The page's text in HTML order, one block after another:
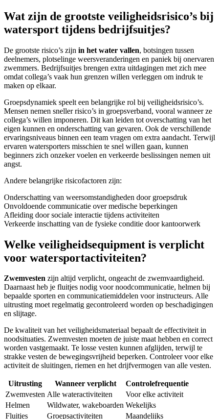
Wat zijn de grootste veiligheidsrisico’s bij
watersport tijdens bedrijfsuitjes?
De grootste risico’s zijn in het water vallen, botsingen tussen
deelnemers, plotselinge weersveranderingen en paniek bij onervaren
zwemmers. Bedrijfsuitjes brengen extra uitdagingen met zich mee
omdat collega’s vaak hun grenzen willen verleggen om indruk te
maken op elkaar.
Groepsdynamiek speelt een belangrijke rol bij veiligheidsrisico’s.
Mensen nemen sneller risico’s in groepsverband, vooral wanneer ze
collega’s willen imponeren. Dit kan leiden tot overschatting van het
eigen kunnen en onderschatting van gevaren. Ook de verschillende
ervaringsniveaus binnen een team vragen om extra aandacht. Terwijl
ervaren watersporters misschien te snel willen gaan, kunnen
beginners zich onzeker voelen en verkeerde beslissingen nemen uit
angst.
Andere belangrijke risicofactoren zijn:
Onderschatting van weersomstandigheden door groepsdruk
Onvoldoende communicatie over medische beperkingen
Afleiding door sociale interactie tijdens activiteiten
Verkeerde inschatting van de fysieke conditie door kantoorwerk
Welke veiligheidsequipment is verplicht
voor watersportactiviteiten?
Zwemvesten zijn altijd verplicht, ongeacht de zwemvaardigheid.
Daarnaast heb je fluitjes nodig voor noodcommunicatie, helmen bij
bepaalde sporten en communicatiemiddelen voor instructeurs. Alle
uitrusting moet regelmatig gecontroleerd worden op beschadigingen
en slijtage.
De kwaliteit van het veiligheidsmateriaal bepaalt de effectiviteit in
noodsituaties. Zwemvesten moeten de juiste maat hebben en correct
worden vastgemaakt. Te losse vesten kunnen afglijden, terwijl te
strakke vesten de bewegingsvrijheid beperken. Controleer voor elke
activiteit de sluitingen, riemen en het drijfvermogen van alle vesten.
Uitrusting Wanneer verplicht
Controlefrequentie
Zwemvesten Alle wateractiviteiten
Voor elke activiteit
Helmen
Wildwater, wakeboarden Wekelijks
Fluitjes
Groepsactiviteiten Maandelijks